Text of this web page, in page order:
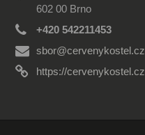
602 00 Brno
+420 542211453
sbor@cervenykostel.cz
https://cervenykostel.cz